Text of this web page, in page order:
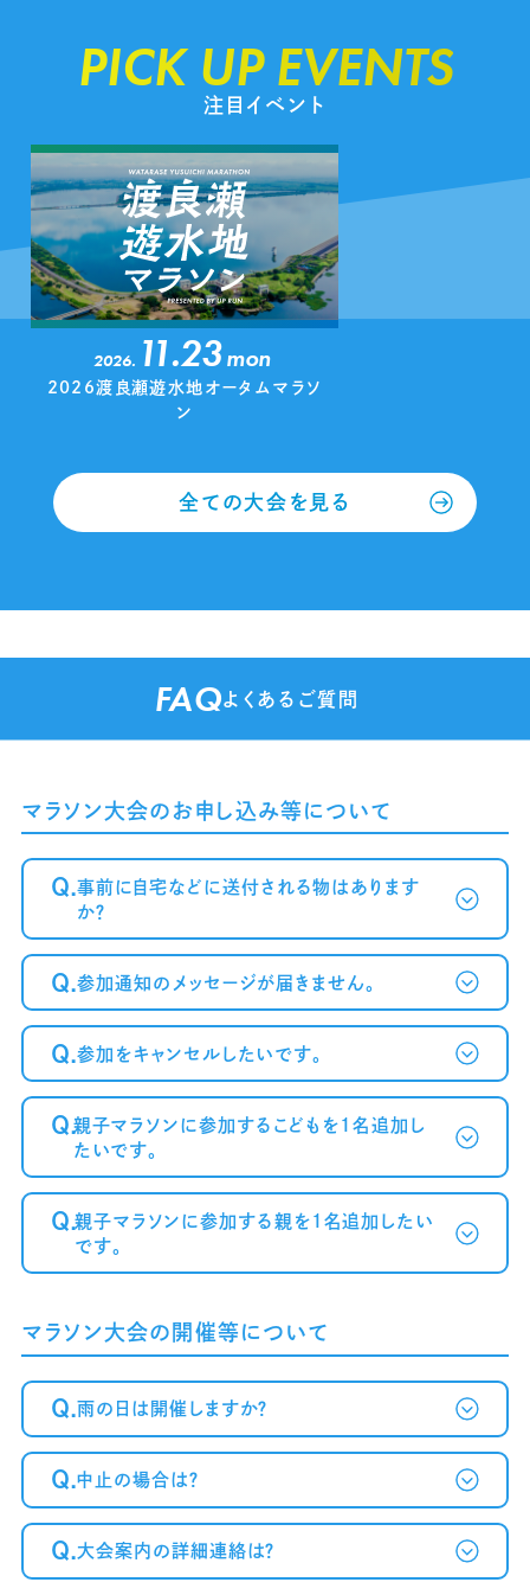
PICK UP EVENTS
注目イベント
2026. 11.23mon
2026渡良瀬遊水地オータムマラソ
ン
全ての大会を見る
FAQよくあるご質問
マラソン大会のお申し込み等について
Q.事前に自宅などに送付される物はあります
か？
Q.参加通知のメッセージが届きません。
が届かない方へ～
Q.参加をキャンセルしたいです。
Q.親子マラソンに参加するこどもを1名追加し
たいです。
Q.親子マラソンに参加する親を1名追加したい
です。
マラソン大会の開催等について
Q.雨の日は開催しますか？
Q.中止の場合は？
Q.大会案内の詳細連絡は？